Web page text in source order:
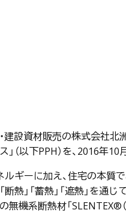
建設資材販売の株式会社北
」（以下PPH）を、2016年
ルギーに加え、住宅の本質
断熱」「蓄熱」「遮熱」を
の無機系断熱材「